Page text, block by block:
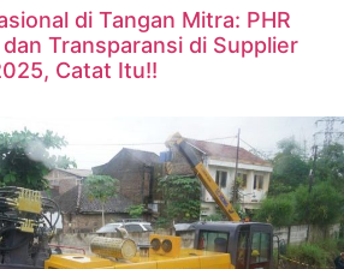
di Tangan Mitra: PHR
Transparansi di Supplier
Catat Itu!!